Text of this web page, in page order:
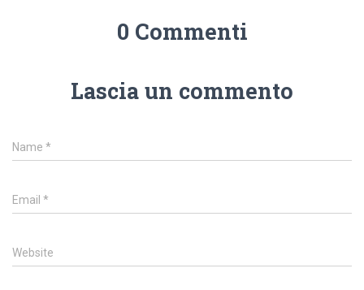
0 Commenti
Lascia un commento
Name *
Email *
Website